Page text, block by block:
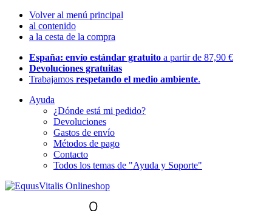
Volver al menú principal
al contenido
a la cesta de la compra
España: envío estándar gratuito a partir de 87,90 €
Devoluciones gratuitas
Trabajamos respetando el medio ambiente.
Ayuda
¿Dónde está mi pedido?
Devoluciones
Gastos de envío
Métodos de pago
Contacto
Todos los temas de "Ayuda y Soporte"